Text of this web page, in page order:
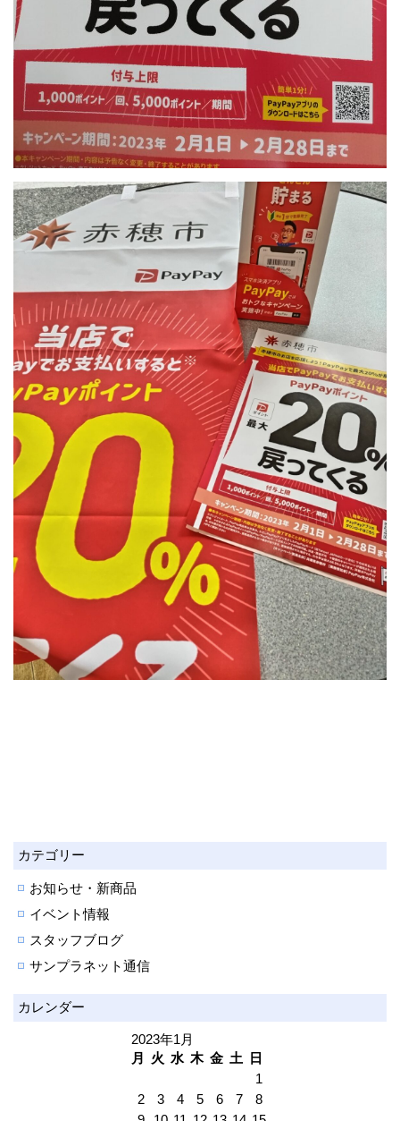
カテゴリー
お知らせ・新商品
イベント情報
スタッフブログ
サンプラネット通信
カレンダー
2023年1月
月
火 水 木 金 土
日
1
2
3 4 5 6 7
8